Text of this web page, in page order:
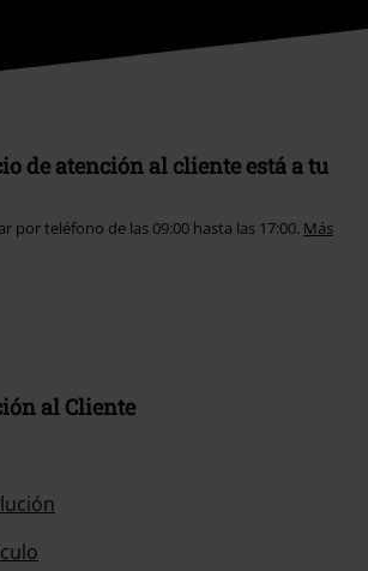
de atención al cliente está a tu
por teléfono de las 09:00 hasta las 17:00. Más
al Cliente